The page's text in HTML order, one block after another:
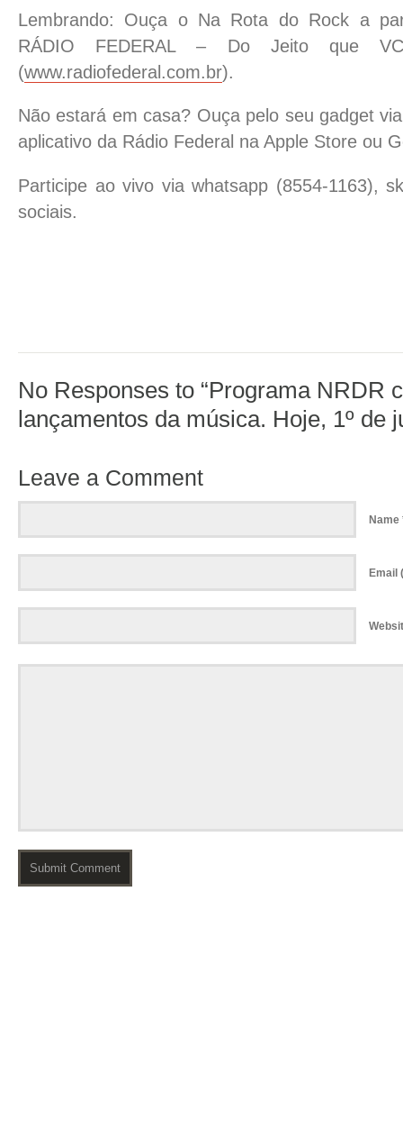
Lembrando: Ouça o Na Rota do Rock a
RÁDIO FEDERAL – Do Jeito que
(www.radiofederal.com.br).
Não estará em casa? Ouça pelo seu gadget
aplicativo da Rádio Federal na Apple Store ou
Participe ao vivo via whatsapp (8554-1163),
sociais.
No Responses to “Programa NRDR
lançamentos da música. Hoje, 1º de
Leave a Comment
Name
Email